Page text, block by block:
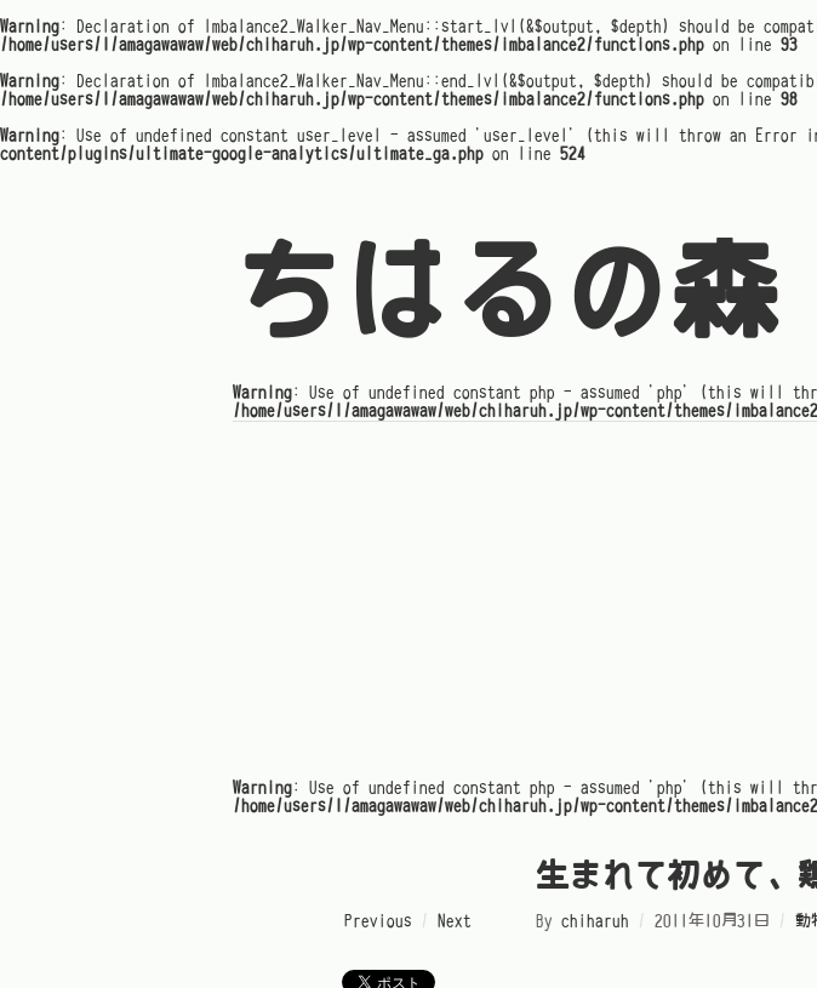
Warning: Declaration of Imbalance2_Walker_Nav_Menu::start_lvl(&$output, $depth) should be
/home/users/1/amagawawaw/web/chiharuh.jp/wp-content/themes/imbalance2/functions.php on line 93
Warning: Declaration of Imbalance2_Walker_Nav_Menu::end_lvl(&$output, $depth) should be
/home/users/1/amagawawaw/web/chiharuh.jp/wp-content/themes/imbalance2/functions.php on line 98
Warning: Use of undefined constant user_level - assumed 'user_level' (this will throw an Error
content/plugins/ultimate-google-analytics/ultimate_ga.php on line 524
ちはるの森
Warning: Use of undefined constant php - assumed 'php' (this will
/home/users/1/amagawawaw/web/chiharuh.jp/wp-content/themes/
Warning: Use of undefined constant php - assumed 'php' (this will
/home/users/1/amagawawaw/web/chiharuh.jp/wp-content/themes/
生まれて初めて、
« Previous / Next » By chiharuh / 2011年10月31日 / 動